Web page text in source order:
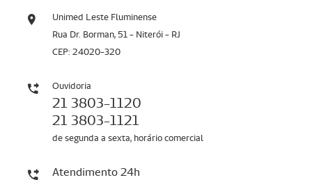
Unimed Leste Fluminense
Rua Dr. Borman, 51 - Niterói - RJ
CEP: 24020-320
Ouvidoria
21 3803-1120
21 3803-1121
de segunda a sexta, horário comercial
Atendimento 24h